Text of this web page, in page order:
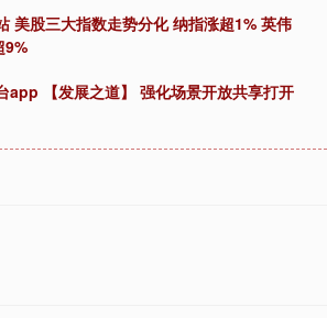
美股三大指数走势分化 纳指涨超1% 英伟
9%
app 【发展之道】 强化场景开放共享打开